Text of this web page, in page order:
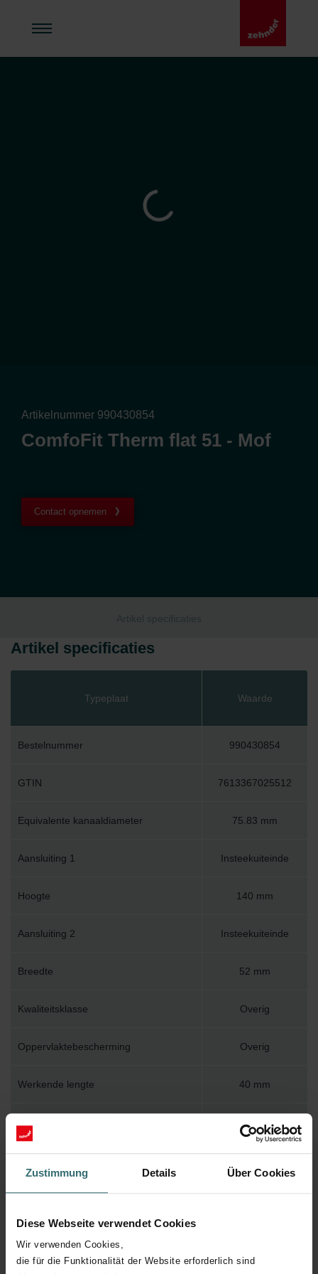
Zustimmung Details Über Cookies
Diese Webseite verwendet Cookies
Wir verwenden Cookies,
die für die Funktionalität der Website erforderlich sind
Artikelnummer 990430854
ComfoFit Therm flat 51 - Mof
Contact opnemen
Artikel specificaties
Artikel specificaties
Typeplaat Waarde
Bestelnummer 990430854
GTIN 7613367025512
Equivalente kanaaldiameter 75.83 mm
Aansluiting 1 Insteekuiteinde
Hoogte 140 mm
Aansluiting 2 Insteekuiteinde
Breedte 52 mm
Kwaliteitsklasse Overig
Oppervlaktebescherming Overig
Werkende lengte 40 mm